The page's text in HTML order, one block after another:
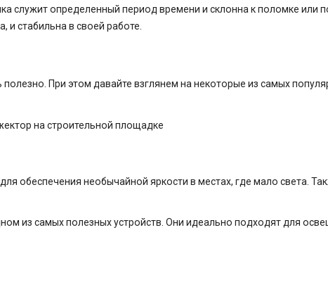
определенный период времени и склонна к поломке или
стабильна в своей работе.
При этом давайте взглянем на некоторые из самых
обеспечения необычайной яркости в местах, где мало света.
из самых полезных устройств. Они идеально подходят для